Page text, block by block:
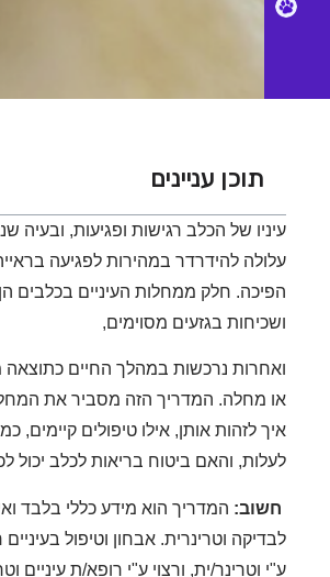
Petsi
תוכן עניינים
של הכלב רגישות ופגיעות, ובעיה שנראית
להידרדר במהירות לפגיעה בראייה,
חלק ממחלות העיניים בכלבים הן
בגזעים מסוימים,
נרכשות במהלך החיים כתוצאה מזיהום,
המדריך הזה מסביר את המחלות
לזהות אותן, אילו טיפולים קיימים, כמה הם
והאם ביטוח בריאות לכלב יכול לכסות
המדריך הוא מידע כללי בלבד ואינו תחליף
וטרינרית. אבחון וטיפול בעיניים חייבים
וטרינר/ית, ורצוי ע"י רופא/ת עיניים וטרינרי/ת